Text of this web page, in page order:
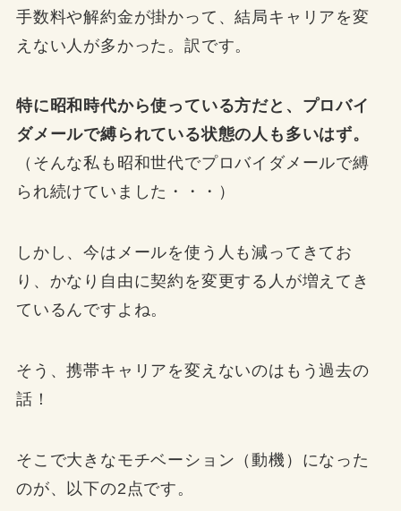
手数料や解約金が掛かって、結局キャリアを変
えない人が多かった。 訳です。
特に昭和時代から使っている方だと、プロバイ
ダメールで縛られている状態の人も多いはず。
（そんな私も昭和世代でプロバイダメールで縛
られ続けていました・・・）
しかし、今はメールを使う人も減ってきてお
り、かなり自由に契約を変更する人が増えてき
ているんですよね。
そう、携帯キャリアを変えないのはもう過去の
話！
そこで大きなモチベーション（動機）になった
のが、以下の2点です。